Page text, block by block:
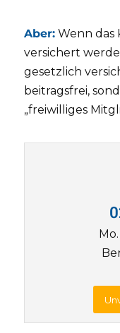
Aber:Wenn das
versichert
gesetzlich
beitragsfrei,
„freiwilliges